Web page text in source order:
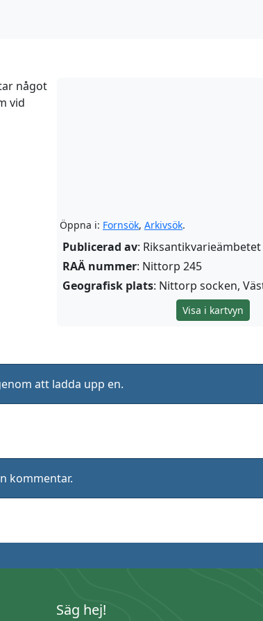
Öppna i: Fornsök, Arkivsök.
Publicerad av: Riksantikvarieämbetet
RAÄ nummer: Nittorp 245
Geografisk plats: Nittorp socken,
Visa i kartvyn
något
vid
att ladda upp en.
kommentar.
Säg hej!